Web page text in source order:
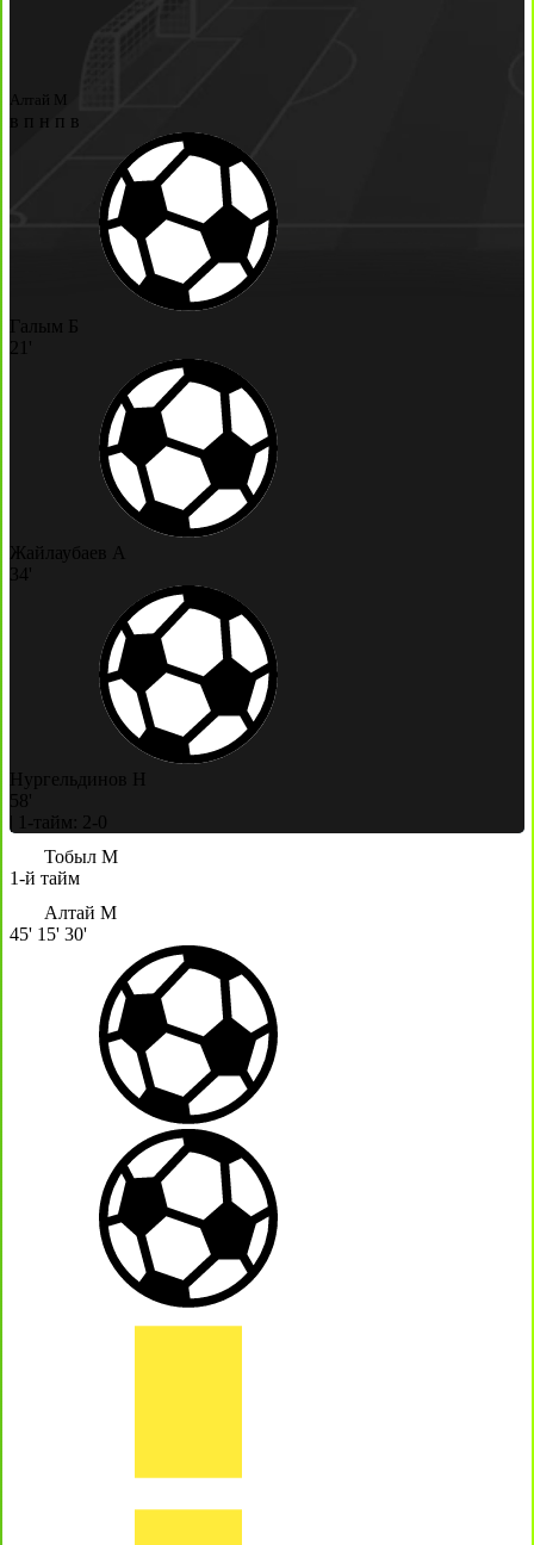
Алтай М
в п н п в
Галым Б
21'
Жайлаубаев А
34'
Нургельдинов Н
58'
1-тайм: 2-0
Тобыл М
1-й тайм
Алтай М
45' 15' 30'